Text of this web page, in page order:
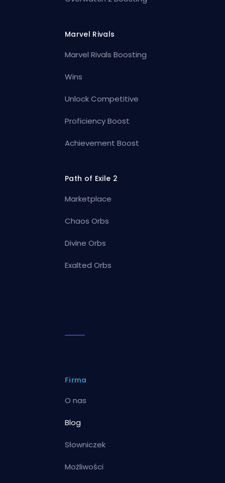
Marvel Rivals
Marvel Rivals Boosting
Wins
Unlock Competitive
Proficiency Boost
Achievement Boost
Path of Exile 2
Marketplace
Chaos Orbs
Divine Orbs
Exalted Orbs
Firma
O nas
Blog
Słowniczek
Możliwości